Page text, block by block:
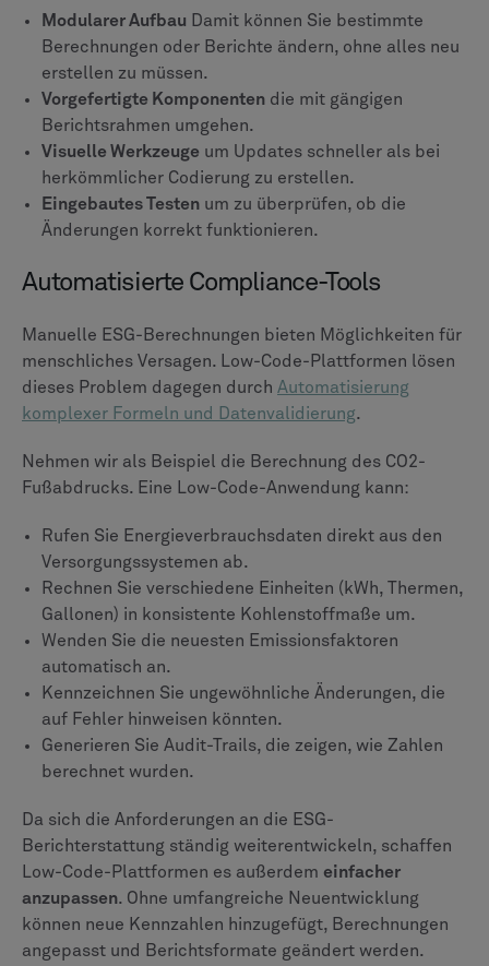
Modularer Aufbau Damit können Sie bestimmte
Berechnungen oder Berichte ändern, ohne alles neu
erstellen zu müssen.
Vorgefertigte Komponenten die mit gängigen
Berichtsrahmen umgehen.
Visuelle Werkzeuge um Updates schneller als bei
herkömmlicher Codierung zu erstellen.
Eingebautes Testen um zu überprüfen, ob die
Änderungen korrekt funktionieren.
Automatisierte Compliance-Tools
Manuelle ESG-Berechnungen bieten Möglichkeiten für
menschliches Versagen. Low-Code-Plattformen lösen
dieses Problem dagegen durch Automatisierung
komplexer Formeln und Datenvalidierung.
Nehmen wir als Beispiel die Berechnung des CO2-
Fußabdrucks. Eine Low-Code-Anwendung kann:
Rufen Sie Energieverbrauchsdaten direkt aus den
Versorgungssystemen ab.
Rechnen Sie verschiedene Einheiten (kWh, Thermen,
Gallonen) in konsistente Kohlenstoffmaße um.
Wenden Sie die neuesten Emissionsfaktoren
automatisch an.
Kennzeichnen Sie ungewöhnliche Änderungen, die
auf Fehler hinweisen könnten.
Generieren Sie Audit-Trails, die zeigen, wie Zahlen
berechnet wurden.
Da sich die Anforderungen an die ESG-
Berichterstattung ständig weiterentwickeln, schaffen
Low-Code-Plattformen es außerdem einfacher
anzupassen. Ohne umfangreiche Neuentwicklung
können neue Kennzahlen hinzugefügt, Berechnungen
angepasst und Berichtsformate geändert werden.